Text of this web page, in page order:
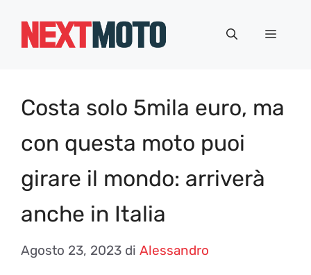
Menu
Costa solo 5mila euro, ma
con questa moto puoi
girare il mondo: arriverà
anche in Italia
Agosto 23, 2023 di Alessandro